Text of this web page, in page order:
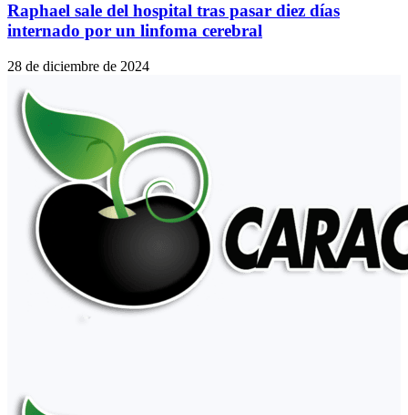
Raphael sale del hospital tras pasar diez días
internado por un linfoma cerebral
28 de diciembre de 2024